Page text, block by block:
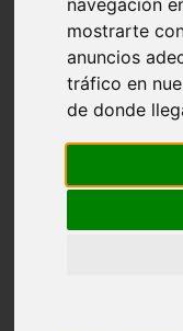
navegación
mostrarte
anuncios
tráfico en
de donde
Huesca - alquézar
Huesca -
Sevilla -
Córdoba -
Navarra - zangoza
Cantabria -
Barcelona - la-
Las-palmas - yaiza
Valladolid -